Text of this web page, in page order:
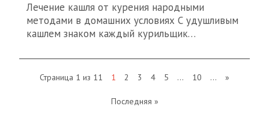
Лечение кашля от курения народными
методами в домашних условиях С удушливым
кашлем знаком каждый курильщик…
Страница 1 из 11 1 2 3 4 5 ... 10 ... »
Последняя »